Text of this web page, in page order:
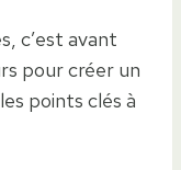
c’est avant
pour créer un
points clés à